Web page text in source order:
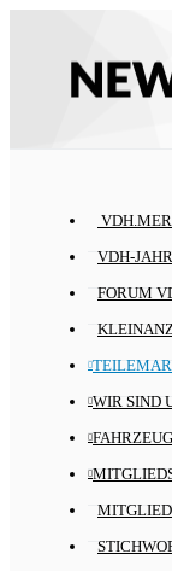
VDH-
FORUM
WIR SIND